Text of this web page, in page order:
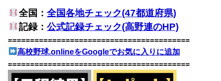
全国： 全国各地チェック(47都道府県)
記録： 公式記録チェック(高野連のHP)
=========================================
高校野球.onlineをGoogleでお気に入りに追加
=========================================